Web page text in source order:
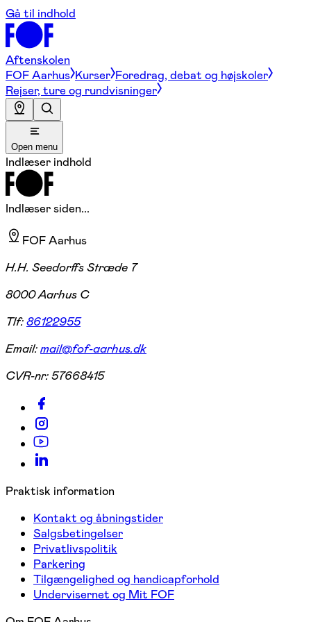
Gå til indhold
Aftenskolen
FOF Aarhus Kurser Foredrag, debat og højskoler
Rejser, ture og rundvisninger
Open menu
Indlæser indhold
Indlæser siden...
FOF Aarhus
H.H. Seedorffs Stræde 7
8000 Aarhus C
Tlf:86122955
Email:mail@fof-aarhus.dk
CVR-nr:57668415
Praktisk information
Kontakt og åbningstider
Salgsbetingelser
Privatlivspolitik
Parkering
Tilgængelighed og handicapforhold
Undervisernet og Mit FOF